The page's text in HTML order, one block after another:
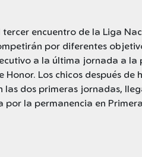
encuentro de la Liga
por diferentes
a la última jornada a la
Honor. Los chicos después de
las dos primeras jornadas,
la permanencia en